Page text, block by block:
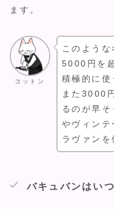
ます。
コットン
このよう
5000円を
積極的に使
また3000
るのが早
やヴィンテ
ラヴァンを
バキュバンはい